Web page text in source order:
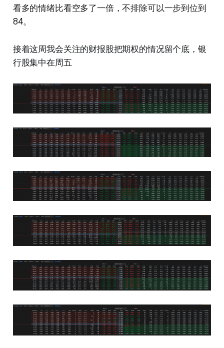
看多的情绪比看空多了一倍，不排除可以一步到位到
84。
接着这周我会关注的财报股把期权的情况留个底，银
行股集中在周五